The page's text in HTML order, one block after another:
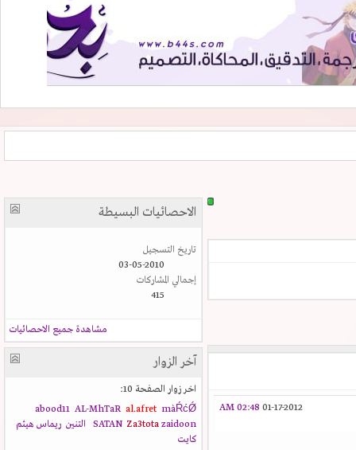
01-17-2012
02:48 AM
الاحصائيات البسيطة
تاريخ التسجيل
03-05-2010
إجمالي المشاركات
415
مشاهدة جميع الاحصائيات
آخر الزوار
اخر زوار الصفحة 10:
abood11
AL-MhTaR al.afret
màŔćǾ
SATAN
Za3totazaidoon التنين
ريماس هيثم
كايت